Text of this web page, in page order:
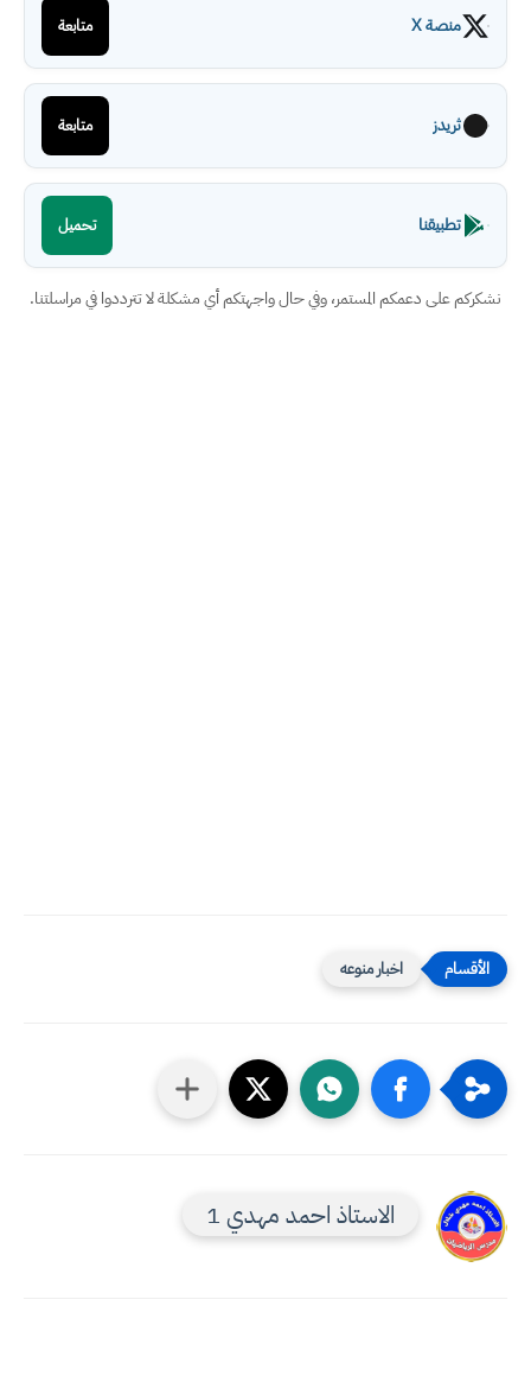
منصة X متابعة
ثريدز متابعة
تطبيقنا تحميل
نشكركم على دعمكم المستمر، وفي حال واجهتكم أي مشكلة لا تترددوا في مراسلتنا.
اخبار منوعه
الاستاذ احمد مهدي 1